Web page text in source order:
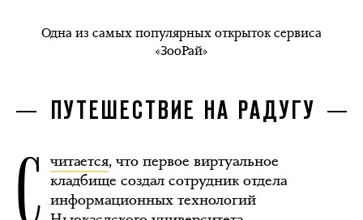
Одна из самых популярных открыток сервиса
«ЗооРай»
ПУТЕШЕСТВИЕ НА РАДУГУ
С читается, что первое виртуальное
кладбище создал сотрудник отдела
информационных технологий